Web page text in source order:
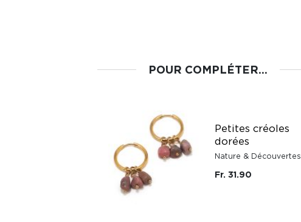
POUR COMPLÉTER...
Petites créoles
dorées
Nature & Découvertes
Fr. 31.90